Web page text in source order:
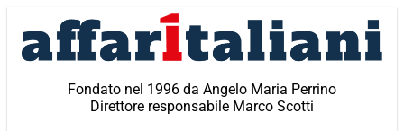
contenuto
Fondato nel 1996 da Angelo Maria Perrino
Direttore responsabile Marco Scotti